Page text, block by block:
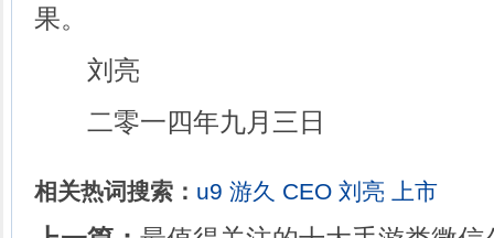
果。
刘亮
二零一四年九月三日
相关热词搜索： u9 游久 CEO 刘亮 上市